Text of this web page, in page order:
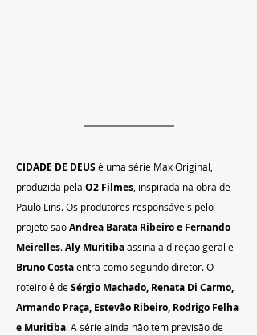
CIDADE DE DEUS é uma série Max Original,
produzida pela O2 Filmes , inspirada na obra de
Paulo Lins. Os produtores responsáveis pelo
projeto são Andrea Barata Ribeiro e Fernando
Meirelles. Aly Muritiba assina a direção geral e
Bruno Costa entra como segundo diretor. O
roteiro é de Sérgio Machado, Renata Di Carmo,
Armando Praça, Estevão Ribeiro, Rodrigo Felha
e Muritiba. A série ainda não tem previsão de